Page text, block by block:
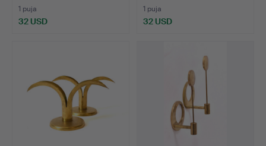
1 puja
32 USD
1 puja
32 USD